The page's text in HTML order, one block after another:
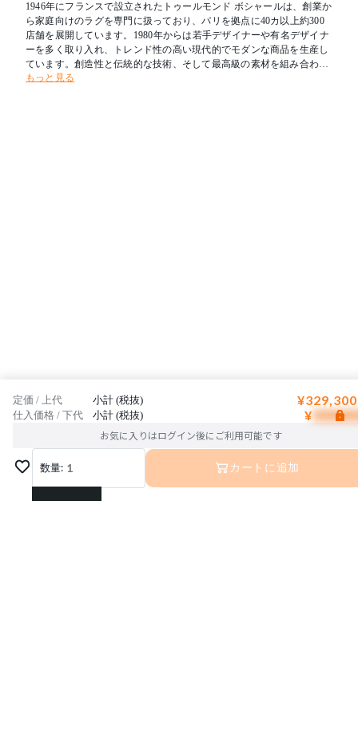
1946年にフランスで設立されたトゥールモンド ボシャールは、創業か
ら家庭向けのラグを専門に扱っており、パリを拠点に40カ以上約300
店舗を展開しています。1980年からは若手デザイナーや有名デザイナ
ーを多く取り入れ、トレンド性の高い現代的でモダンな商品を生産し
ています。創造性と伝統的な技術、そして最高級の素材を組み合わせ
たそのコレクションは、生産拠点はインドやネパールとフランスから
もっと見る
定価 / 上代 小計 (税抜)
仕入価格 / 下代 小計 (税抜) ¥
お気に入りはログイン後にご利用可能です
数量: 1
1
カートに追加